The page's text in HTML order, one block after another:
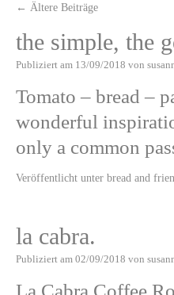
← Ältere Beiträge
the simple, the
Publiziert am 13/09/2018 von
Tomato – bread –
wonderful
only a common
Veröffentlicht unter bread and
la cabra.
Publiziert am 02/09/2018 von
La Cabra Coffee